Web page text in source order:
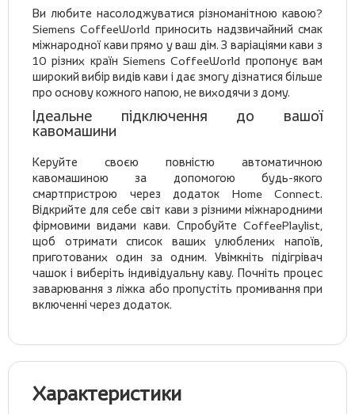
Ви любите насолоджуватися різноманітною кавою?
Siemens CoffeeWorld приносить надзвичайний смак
міжнародної кави прямо у ваш дім. З варіаціями кави з
10 різних країн Siemens CoffeeWorld пропонує вам
широкий вибір видів кави і дає змогу дізнатися більше
про основу кожного напою, не виходячи з дому.
Ідеальне підключення до вашої
кавомашини
Керуйте своєю повністю автоматичною
кавомашиною за допомогою будь-якого
смартпристрою через додаток Home Connect.
Відкрийте для себе світ кави з різними міжнародними
фірмовими видами кави. Спробуйте CoffeePlaylist,
щоб отримати список ваших улюблених напоїв,
приготованих один за одним. Увімкніть підігрівач
чашок і виберіть індивідуальну каву. Почніть процес
заварювання з ліжка або пропустіть промивання при
включенні через додаток.
Характеристики